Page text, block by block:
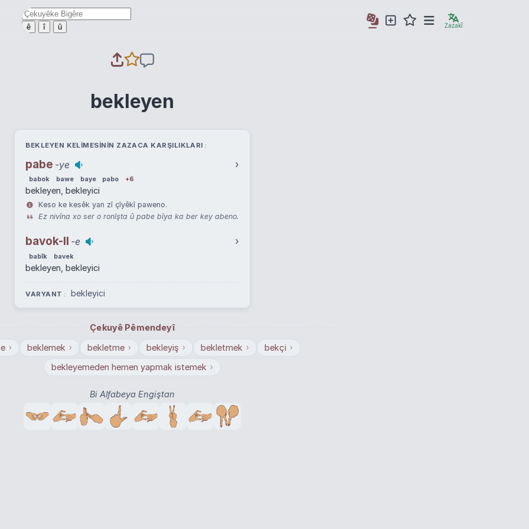
ê î û Zazakî
bekleyen
BEKLEYEN KELIMESININ ZAZACA KARŞILIKLARI
pabe -ye ›
babok bawe baye pabo +6
bekleyen, bekleyici
Keso ke kesêk yan zî çîyêkî paweno.
Ez nivîna xo ser o ronîşta û pabe bîya ka ber key abeno.
bavok-II -e ›
babîk bavek
bekleyen, bekleyici
VARYANT bekleyici
Çekuyê Pêmendeyî
› beklemek › bekletme › bekleyiş › bekletmek › bekçi ›
bekleyemeden hemen yapmak istemek ›
Bi Alfabeya Engiştan